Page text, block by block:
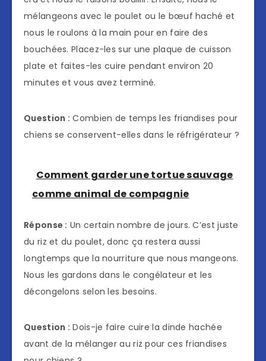
mélangeons avec le poulet ou le bœuf haché et
nous le roulons à la main pour en faire des
bouchées. Placez-les sur une plaque de cuisson
plate et faites-les cuire pendant environ 20
minutes et vous avez terminé.
Question : Combien de temps les friandises pour
chiens se conservent-elles dans le réfrigérateur ?
Comment garder une tortue sauvage
comme animal de compagnie
Réponse : Un certain nombre de jours. C’est juste
du riz et du poulet, donc ça restera aussi
longtemps que la nourriture que nous mangeons.
Nous les gardons dans le congélateur et les
décongelons selon les besoins.
Question : Dois-je faire cuire la dinde hachée
avant de la mélanger au riz pour ces friandises